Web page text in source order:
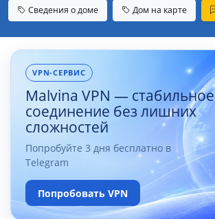
Сведения о доме Дом на карте
VPN-СЕРВИС
Malvina VPN — стабильное
соединение без лишних
сложностей
Попробуйте 3 дня бесплатно в
Telegram
Попробовать VPN